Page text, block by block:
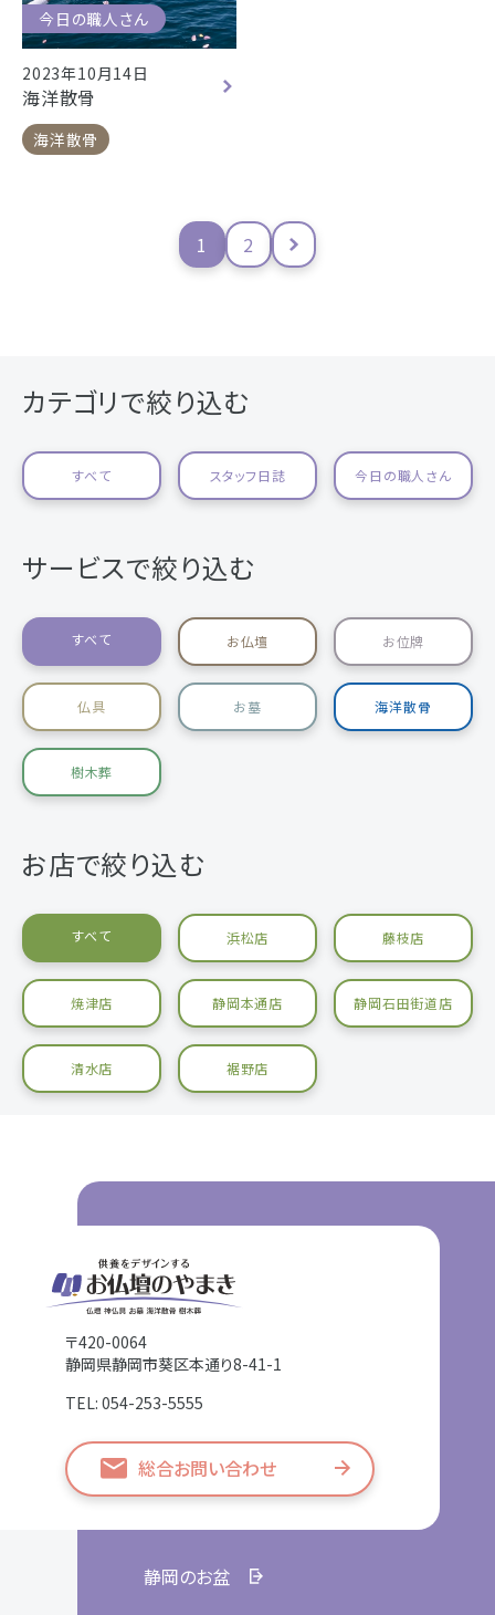
今日の職人さん
2023年10月14日
海洋散骨
海洋散骨
1 2
カテゴリで絞り込む
すべて スタッフ日誌 今日の職人さん
サービスで絞り込む
すべて お仏壇 お位牌
仏具 お墓 海洋散骨
樹木葬
お店で絞り込む
すべて 浜松店 藤枝店
焼津店 静岡本通店 静岡石田街道店
清水店 裾野店
〒420-0064
静岡県静岡市葵区本通り8-41-1
TEL: 054-253-5555
総合お問い合わせ
静岡のお盆